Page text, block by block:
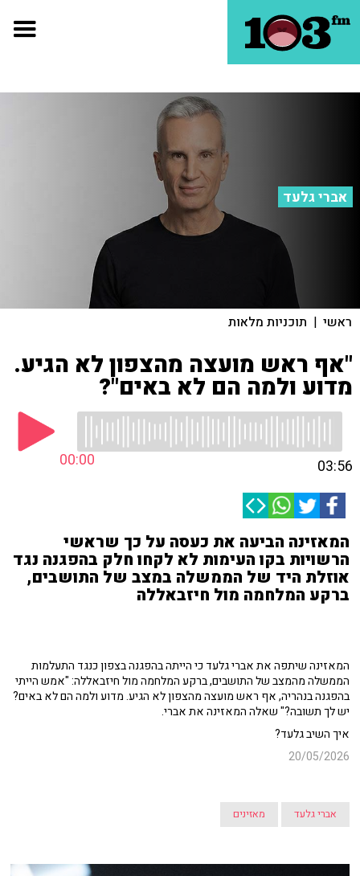
אברי גלעד
ראשי | תוכניות מלאות
"אף ראש מועצה מהצפון לא הגיע.
מדוע ולמה הם לא באים"?
00:00 03:56
המאזינה הביעה את כעסה על כך שראשי
הרשויות בקו העימות לא לקחו חלק בהפגנה נגד
אוזלת היד של הממשלה במצב של התושבים,
ברקע המלחמה מול חיזבאללה
המאזינה שיתפה את אברי גלעד כי הייתה בהפגנה בצפון כנגד התעלמות
הממשלה מהמצב של התושבים, ברקע המלחמה מול חיזבאללה: "אמש הייתי
בהפגנה בנהריה, אף ראש מועצה מהצפון לא הגיע. מדוע ולמה הם לא באים?
יש לך תשובה?" שאלה המאזינה את אברי.
איך השיב גלעד?
20/05/2026
אברי גלעד מאזינים